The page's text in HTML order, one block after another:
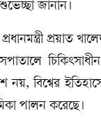
জানান।
প্রয়াত
নয়, বিশ্বের
পালন করেছে।